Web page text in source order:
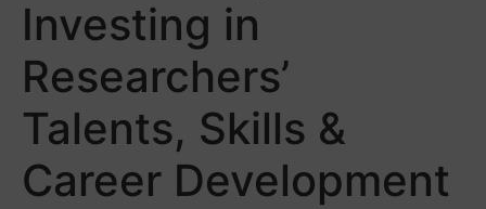
Investing in
Researchers’
Talents, Skills &
Career Development